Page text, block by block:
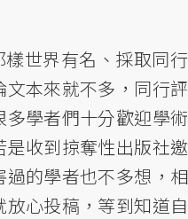
樣世界有名、採取同行
本來就不多，同行評
學者們十分歡迎學術
收到掠奪性出版社邀
的學者也不多想，相
心投稿，等到知道自